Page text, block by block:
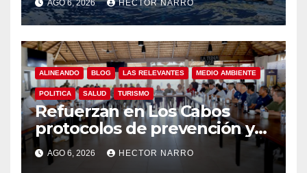
refuerza la prevención y
garantiza un destino seguro
AGO 6, 2026 HECTOR NARRO
ALINEANDO BLOG LAS RELEVANTES MEDIO AMBIENTE
POLITICA SALUD TURISMO
Refuerzan en Los Cabos
protocolos de prevención y
rescate en playas ante oleaje
y temporada de ciclones
AGO 6, 2026 HECTOR NARRO